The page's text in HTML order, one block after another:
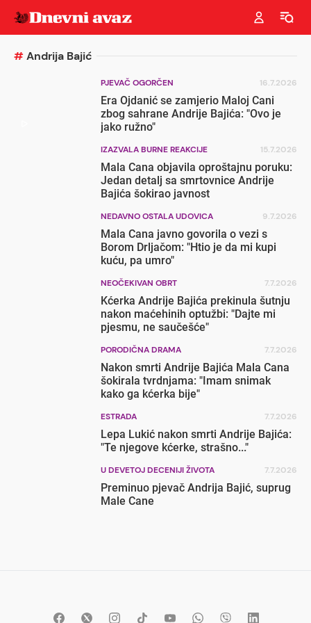
#Andrija Bajić
PJEVAČ OGORČEN 16.7.2026
Era Ojdanić se zamjerio Maloj Cani
zbog sahrane Andrije Bajića: "Ovo je
jako ružno"
IZAZVALA BURNE REAKCIJE 15.7.2026
Mala Cana objavila oproštajnu poruku:
Jedan detalj sa smrtovnice Andrije
Bajića šokirao javnost
NEDAVNO OSTALA UDOVICA 9.7.2026
Mala Cana javno govorila o vezi s
Borom Drljačom: "Htio je da mi kupi
kuću, pa umro"
NEOČEKIVAN OBRT 7.7.2026
Kćerka Andrije Bajića prekinula šutnju
nakon maćehinih optužbi: "Dajte mi
pjesmu, ne saučešće"
PORODIČNA DRAMA 7.7.2026
Nakon smrti Andrije Bajića Mala Cana
šokirala tvrdnjama: "Imam snimak
kako ga kćerka bije"
ESTRADA 7.7.2026
Lepa Lukić nakon smrti Andrije Bajića:
"Te njegove kćerke, strašno..."
U DEVETOJ DECENIJI ŽIVOTA 7.7.2026
Preminuo pjevač Andrija Bajić, suprug
Male Cane